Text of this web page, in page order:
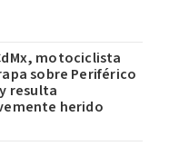
motociclista
sobre Periférico
resulta
herido